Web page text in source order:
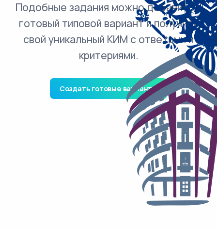
Подобные задания можно добавить в
готовый типовой вариант и получить
свой уникальный КИМ с ответами и
критериями.
Создать готовые варианты